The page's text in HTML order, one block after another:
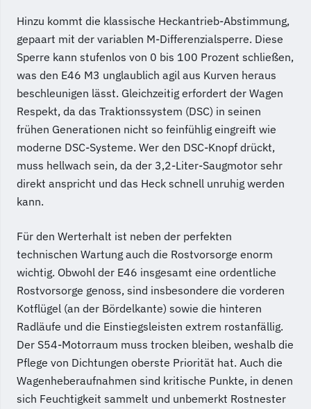
Hinzu kommt die klassische Heckantrieb-Abstimmung,
gepaart mit der variablen M-Differenzialsperre. Diese
Sperre kann stufenlos von 0 bis 100 Prozent schließen,
was den E46 M3 unglaublich agil aus Kurven heraus
beschleunigen lässt. Gleichzeitig erfordert der Wagen
Respekt, da das Traktionssystem (DSC) in seinen
frühen Generationen nicht so feinfühlig eingreift wie
moderne DSC-Systeme. Wer den DSC-Knopf drückt,
muss hellwach sein, da der 3,2-Liter-Saugmotor sehr
direkt anspricht und das Heck schnell unruhig werden
kann.
Für den Werterhalt ist neben der perfekten
technischen Wartung auch die Rostvorsorge enorm
wichtig. Obwohl der E46 insgesamt eine ordentliche
Rostvorsorge genoss, sind insbesondere die vorderen
Kotflügel (an der Bördelkante) sowie die hinteren
Radläufe und die Einstiegsleisten extrem rostanfällig.
Der S54-Motorraum muss trocken bleiben, weshalb die
Pflege von Dichtungen oberste Priorität hat. Auch die
Wagenheberaufnahmen sind kritische Punkte, in denen
sich Feuchtigkeit sammelt und unbemerkt Rostnester